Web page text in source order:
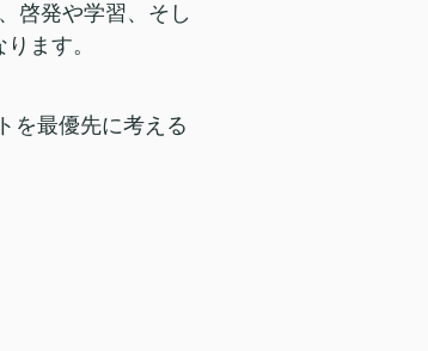
啓発や学習、そし
ます。
を最優先に考える